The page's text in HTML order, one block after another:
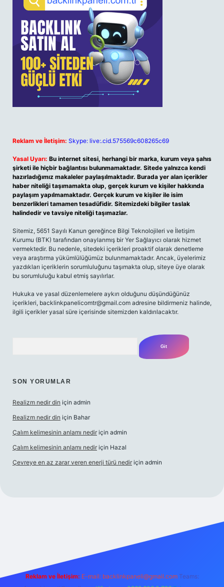
Reklam ve İletişim: Skype: live:.cid.575569c608265c69
Yasal Uyarı: Bu internet sitesi, herhangi bir marka, kurum veya şahıs
şirketi ile hiçbir bağlantısı bulunmamaktadır. Sitede yalnızca kendi
hazırladığımız makaleler paylaşılmaktadır. Burada yer alan içerikler
haber niteliği taşımamakta olup, gerçek kurum ve kişiler hakkında
paylaşım yapılmamaktadır. Gerçek kurum ve kişiler ile isim
benzerlikleri tamamen tesadüfidir. Sitemizdeki bilgiler taslak
halindedir ve tavsiye niteliği taşımazlar.
Sitemiz, 5651 Sayılı Kanun gereğince Bilgi Teknolojileri ve İletişim
Kurumu (BTK) tarafından onaylanmış bir Yer Sağlayıcı olarak hizmet
vermektedir. Bu nedenle, sitedeki içerikleri proaktif olarak denetleme
veya araştırma yükümlülüğümüz bulunmamaktadır. Ancak, üyelerimiz
yazdıkları içeriklerin sorumluluğunu taşımakta olup, siteye üye olarak
bu sorumluluğu kabul etmiş sayılırlar.
Hukuka ve yasal düzenlemelere aykırı olduğunu düşündüğünüz
içerikleri, backlinkpanelicomtr@gmail.com adresine bildirmeniz halinde,
ilgili içerikler yasal süre içerisinde sitemizden kaldırılacaktır.
SON YORUMLAR
Realizm nedir din için admin
Realizm nedir din için Bahar
Çalım kelimesinin anlamı nedir için admin
Çalım kelimesinin anlamı nedir için Hazal
Çevreye en az zarar veren enerji türü nedir için admin
Reklam ve İletişim: E-mail: backlinkpaneli@gmail.com Teams: